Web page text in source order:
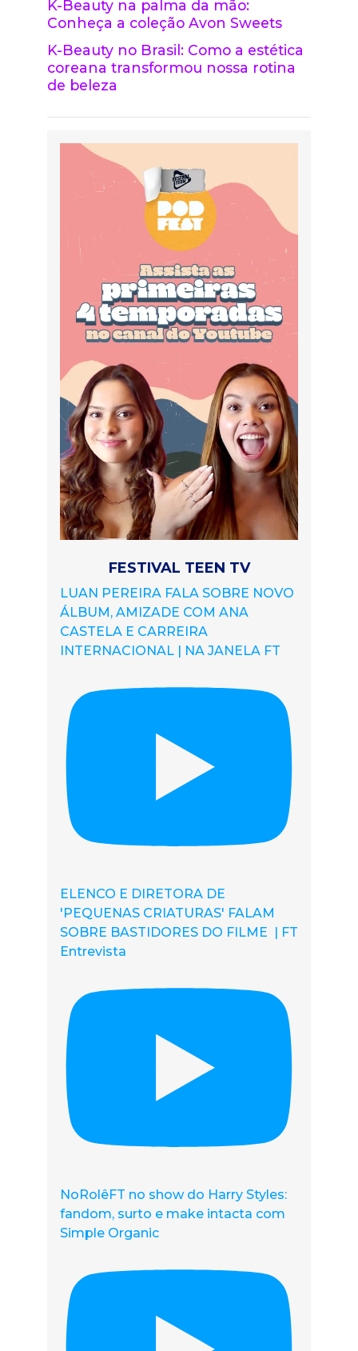
K-Beauty na palma da mão:
Conheça a coleção Avon Sweets
K-Beauty no Brasil: Como a estética
coreana transformou nossa rotina
de beleza
FESTIVAL TEEN TV
LUAN PEREIRA FALA SOBRE NOVO
ÁLBUM, AMIZADE COM ANA
CASTELA E CARREIRA
INTERNACIONAL | NA JANELA FT
ELENCO E DIRETORA DE
'PEQUENAS CRIATURAS' FALAM
SOBRE BASTIDORES DO FILME | FT
Entrevista
NoRolêFT no show do Harry Styles:
fandom, surto e make intacta com
Simple Organic